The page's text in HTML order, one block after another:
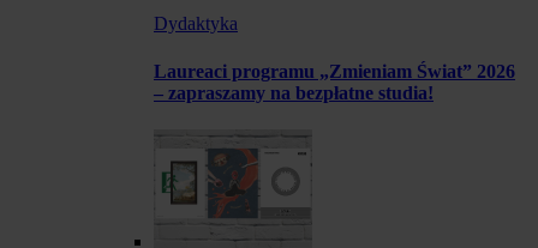
Dydaktyka
Laureaci programu „Zmieniam Świat” 2026
– zapraszamy na bezpłatne studia!